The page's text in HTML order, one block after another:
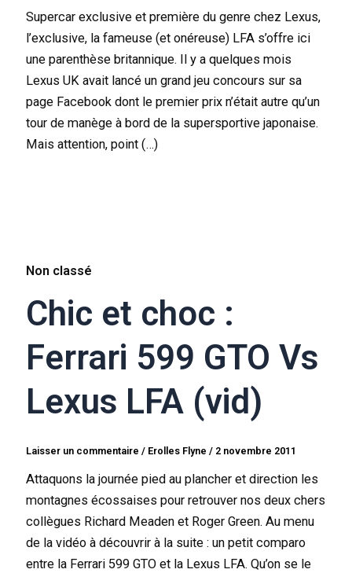
Supercar exclusive et première du genre chez Lexus,
l’exclusive, la fameuse (et onéreuse) LFA s’offre ici
une parenthèse britannique. Il y a quelques mois
Lexus UK avait lancé un grand jeu concours sur sa
page Facebook dont le premier prix n’était autre qu’un
tour de manège à bord de la supersportive japonaise.
Mais attention, point (…)
Non classé
Chic et choc :
Ferrari 599 GTO Vs
Lexus LFA (vid)
Laisser un commentaire / Erolles Flyne/ 2 novembre 2011
Attaquons la journée pied au plancher et direction les
montagnes écossaises pour retrouver nos deux chers
collègues Richard Meaden et Roger Green. Au menu
de la vidéo à découvrir à la suite : un petit comparo
entre la Ferrari 599 GTO et la Lexus LFA. Qu’on se le